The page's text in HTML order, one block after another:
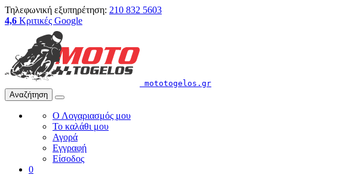
Τηλεφωνική εξυπηρέτηση: 210 832 5603
4,6 Κριτικές Google
mototogelos.gr
Αναζήτηση
Ο Λογαριασμός μου
Το καλάθι μου
Αγορά
Εγγραφή
Είσοδος
0